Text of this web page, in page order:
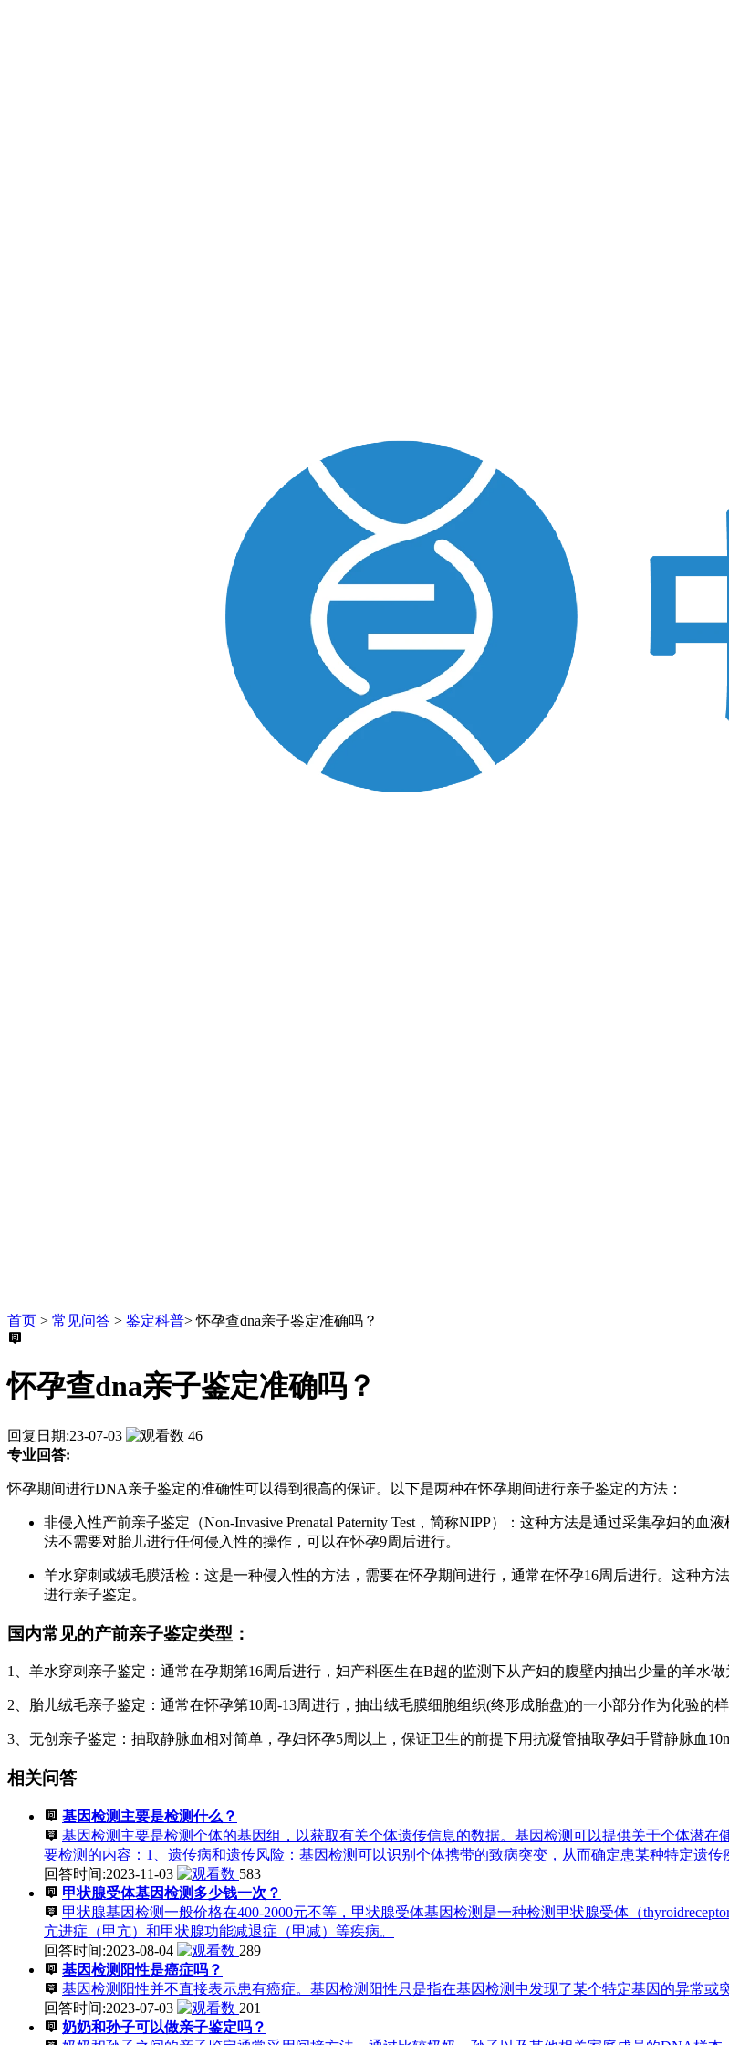
首页 > 常见问答 > 鉴定科普>怀孕查dna亲子鉴定准确吗？
怀孕查dna亲子鉴定准确吗？
回复日期:23-07-03
46
专业回答:
怀孕期间进行DNA亲子鉴定的准确性可以得到很高的保证。以下是两种在怀孕期间进行亲子鉴定的方法：
非侵入性产前亲子鉴定（Non-Invasive Prenatal Paternity Test，简称NIPP）：这种方法是通过采集孕妇的
法不需要对胎儿进行任何侵入性的操作，可以在怀孕9周后进行。
羊水穿刺或绒毛膜活检：这是一种侵入性的方法，需要在怀孕期间进行，通常在怀孕16周后进行。这种
进行亲子鉴定。
国内常见的产前亲子鉴定类型：
1、羊水穿刺亲子鉴定：通常在孕期第16周后进行，妇产科医生在B超的监测下从产妇的腹壁内抽出少量的羊水做
2、胎儿绒毛亲子鉴定：通常在怀孕第10周-13周进行，抽出绒毛膜细胞组织(终形成胎盘)的一小部分作为化验的样
3、无创亲子鉴定：抽取静脉血相对简单，孕妇怀孕5周以上，保证卫生的前提下用抗凝管抽取孕妇手臂静脉血
相关问答
基因检测主要是检测什么？
基因检测主要是检测个体的基因组，以获取有关个体遗传信息的数据。基因检测可以提供关于个体潜
要检测的内容：1、遗传病和遗传风险：基因检测可以识别个体携带的致病突变，从而确定患某种特定遗
回答时间:2023-11-03
583
甲状腺受体基因检测多少钱一次？
甲状腺基因检测一般价格在400-2000元不等，甲状腺受体基因检测是一种检测甲状腺受体（
亢进症（甲亢）和甲状腺功能减退症（甲减）等疾病。
回答时间:2023-08-04
289
基因检测阳性是癌症吗？
基因检测阳性并不直接表示患有癌症。基因检测阳性只是指在基因检测中发现了某个特定基因的异常或
回答时间:2023-07-03
201
奶奶和孙子可以做亲子鉴定吗？